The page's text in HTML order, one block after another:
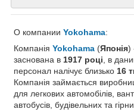
О компании Yokohama:
Компанія Yokohama (Японія)
заснована в 1917 році , в
персонал налічує близько 16
Компанія займається
для легкових автомобілів,
автобусів, будівельних та